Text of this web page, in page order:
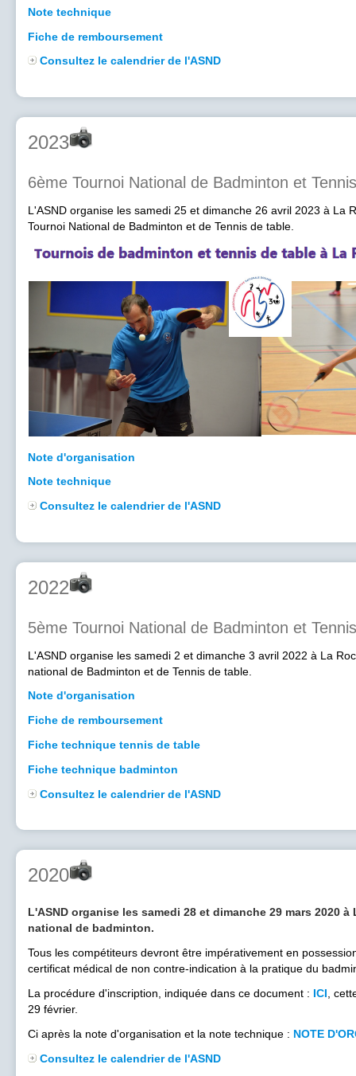
Note technique
Fiche de remboursement
Consultez le calendrier de l'ASND
2023
6ème Tournoi National de Badminton et
L'ASND organise les samedi 25 et dimanche 26 avril 2023 à La
Tournoi National de Badminton et de Tennis de table.
Note d'organisation
Note technique
Consultez le calendrier de l'ASND
2022
5ème Tournoi National de Badminton et
L'ASND organise les samedi 2 et dimanche 3 avril 2022 à La
national de Badminton et de Tennis de table.
Note d'organisation
Fiche de remboursement
Fiche technique tennis de table
Fiche technique badminton
Consultez le calendrier de l'ASND
2020
L'ASND organise les samedi 28 et dimanche 29 mars 2020
national de badminton.
Tous les compétiteurs devront être impérativement en
certificat médical de non contre-indication à la pratique du
La procédure d'inscription, indiquée dans ce document : ICI ,
29 février.
Ci après la note d'organisation et la note technique : NOTE
Consultez le calendrier de l'ASND